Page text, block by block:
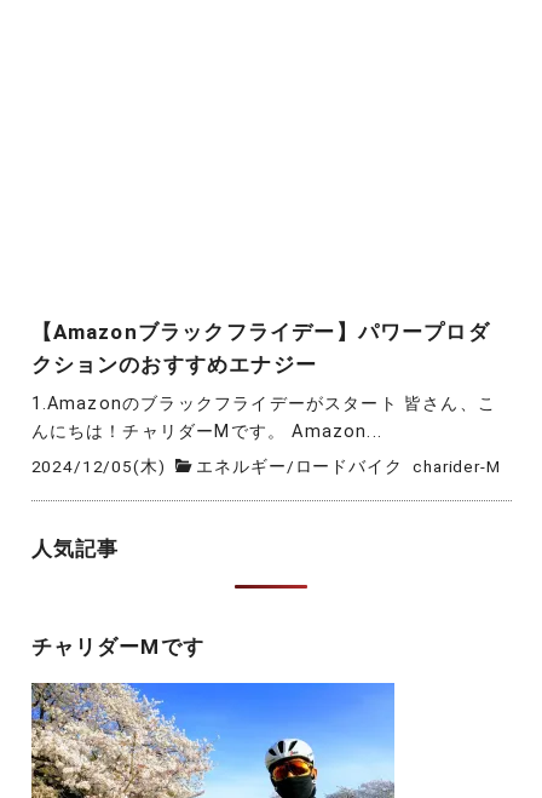
【Amazonブラックフライデー】パワープロダ
クションのおすすめエナジー
1.Amazonのブラックフライデーがスタート 皆さん、こ
んにちは！チャリダーMです。 Amazon...
2024/12/05(木) エネルギー/ ロードバイク charider-M
人気記事
チャリダーMです